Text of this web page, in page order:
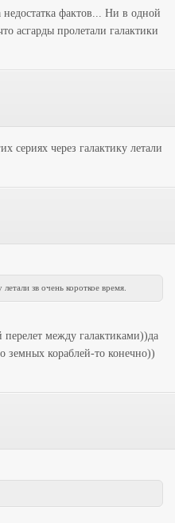
фактов... Ни в одной
асгарды пролетали галактики
сериях через галактику летали
зв очень короткое время.
перелет между галактиками))да
земных кораблей-то конечно))